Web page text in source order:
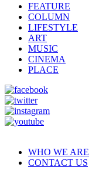
FEATURE
COLUMN
LIFESTYLE
ART
MUSIC
CINEMA
PLACE
WHO WE ARE
CONTACT US